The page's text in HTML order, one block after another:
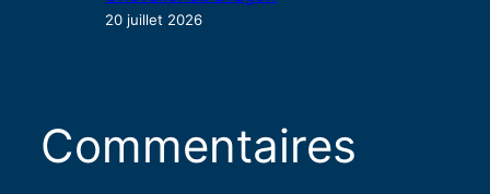
20 juillet 2026
Commentaires